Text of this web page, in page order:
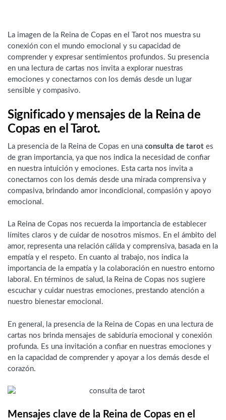
La imagen de la Reina de Copas en el Tarot nos muestra su
conexión con el mundo emocional y su capacidad de
comprender y expresar sentimientos profundos. Su presencia
en una lectura de cartas nos invita a explorar nuestras
emociones y conectarnos con los demás desde un lugar
sensible y compasivo.
Significado y mensajes de la Reina de
Copas en el Tarot.
La presencia de la Reina de Copas en una consulta de tarot es
de gran importancia, ya que nos indica la necesidad de confiar
en nuestra intuición y emociones. Esta carta nos invita a
conectarnos con los demás desde una mirada comprensiva y
compasiva, brindando amor incondicional, compasión y apoyo
emocional.
La Reina de Copas nos recuerda la importancia de establecer
límites claros y de cuidar de nosotros mismos. En el ámbito del
amor, representa una relación cálida y comprensiva, basada en la
empatía y el respeto. En cuanto al trabajo, nos indica la
importancia de la empatía y la colaboración en nuestro entorno
laboral. En términos de salud, la Reina de Copas nos sugiere
escuchar y cuidar nuestras emociones, prestando atención a
nuestro bienestar emocional.
En general, la presencia de la Reina de Copas en una lectura de
cartas nos brinda mensajes de sabiduría emocional y conexión
profunda. Es una invitación a confiar en nuestras emociones y
en la capacidad de comprender y apoyar a los demás desde el
corazón.
Mensajes clave de la Reina de Copas en el